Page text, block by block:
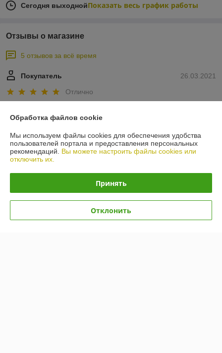
Сегодня выходнойПоказать весь график работы
Отзывы о магазине
5 отзывов за всё время
26.03.2021
Покупатель
Отлично
рекомендуем, будем обращаться дальше к ребятам в компанию
Покупатель
Отлично
Показать все отзывы
Обработка файлов cookie
Мы используем файлы cookies для обеспечения удобства
пользователей портала и предоставления персональных
рекомендаций. Вы можете настроить файлы cookies или
отключить их.
Принять
Отклонить